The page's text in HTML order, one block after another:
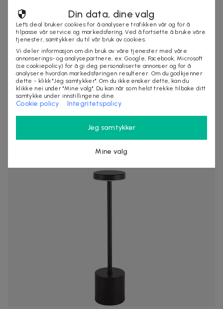
219 kr 50
Selvheftende kroker for enkel oppheng uten boring – perfekt
for orden i hjemmet.
Din data, dine valg
Let's deal bruker cookies for å analysere trafikken vår og for å
tilpasse vår service og markedsføring. Ved å fortsette å bruke våre
tjenester, samtykker du til vår bruk av cookies.
Vi deler informasjon om din bruk av våre tjenester med våre
annonserings- og analysepartnere, ex. Google, Facebook, Microsoft
(se cookiepolicy) for å gi deg personaliserte annonser og for å
analysere hvordan markedsføringen resulterer. Om du godkjenner
dette - klikk "Jeg samtykker". Om du ikke ønsker dette, kan du
klikke nei under "Mine valg". Du kan når som helst trekke tilbake ditt
samtykke under innstillingene dine.
Cookie policy Integritetspolicy
Jeg samtykker
Mine valg